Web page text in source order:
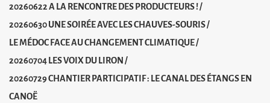
20260622 A LA RENCONTRE DES PRODUCTEURS !/
20260630 UNE SOIRÉE AVEC LES CHAUVES-SOURIS/
LE MÉDOC FACE AU CHANGEMENT CLIMATIQUE/
20260704 LES VOIX DU LIRON/
20260729 CHANTIER PARTICIPATIF : LE CANAL DES ÉTANGS EN
CANOË